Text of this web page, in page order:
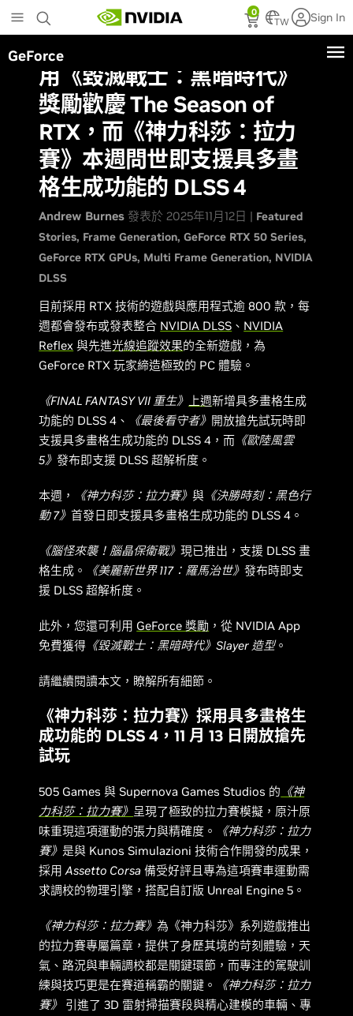
to
main
content
0
TW Sign In
GeForce
用《毀滅戰士：黑暗時代》
獎勵歡慶 The Season of
RTX，而《神力科莎：拉力
賽》本週問世即支援具多畫
格生成功能的 DLSS 4
Andrew Burnes 發表於 2025年11月12日 | Featured
Stories Frame Generation GeForce RTX 50 Series
GeForce RTX GPUs Multi Frame Generation NVIDIA
DLSS
目前採用 RTX 技術的遊戲與應用程式逾 800 款，每
週都會發布或發表整合 NVIDIA DLSS 、 NVIDIA
Reflex 與先進光線追蹤效果的全新遊戲，為
GeForce RTX 玩家締造極致的 PC 體驗。
《FINAL FANTASY VII 重生》 上週新增具多畫格生成
功能的 DLSS 4、
《最後看守者》 開放搶先試玩時即
支援具多畫格生成功能的 DLSS 4，而 《歐陸風雲
5》發布即支援 DLSS 超解析度。
本週， 《神力科莎：拉力賽》與 《決勝時刻：黑色行
動 7》首發日即支援具多畫格生成功能的 DLSS 4。
《腦怪來襲！腦晶保衛戰》現已推出，支援 DLSS 畫
格生成。
《美麗新世界 117：羅馬治世》發布時即支
援 DLSS 超解析度。
此外，您還可利用 GeForce 獎勵 ，從 NVIDIA App
免費獲得 《毀滅戰士：黑暗時代》Slayer 造型。
請繼續閱讀本文，瞭解所有細節。
《神力科莎：拉力賽》採用具多畫格生
成功能的 DLSS 4，11 月 13 日開放搶先
試玩
505 Games 與 Supernova Games Studios 的 《神
力科莎：拉力賽》 呈現了極致的拉力賽模擬，原汁原
味重現這項運動的張力與精確度。
《神力科莎：拉力
賽》 是與 Kunos Simulazioni 技術合作開發的成果，
採用Assetto Corsa 備受好評且專為這項賽車運動需
求調校的物理引擎，搭配自訂版 Unreal Engine 5。
《神力科莎：拉力賽》為《神力科莎》系列遊戲推出
的拉力賽專屬篇章，提供了身歷其境的苛刻體驗，天
氣、路況與車輛調校都是關鍵環節，而專注的駕駛訓
練與技巧更是在賽道稱霸的關鍵。
《神力科莎：拉力
賽》 引進了 3D 雷射掃描賽段與精心建模的車輛、專